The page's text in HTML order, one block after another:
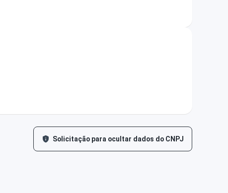
Solicitação para ocultar dados do CNPJ